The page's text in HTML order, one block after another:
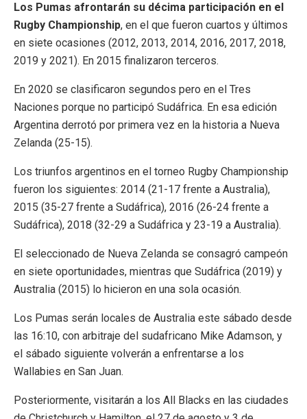
Los Pumas afrontarán su décima participación en el
Rugby Championship, en el que fueron cuartos y últimos
en siete ocasiones (2012, 2013, 2014, 2016, 2017, 2018,
2019 y 2021). En 2015 finalizaron terceros.
En 2020 se clasificaron segundos pero en el Tres
Naciones porque no participó Sudáfrica. En esa edición
Argentina derrotó por primera vez en la historia a Nueva
Zelanda (25-15).
Los triunfos argentinos en el torneo Rugby Championship
fueron los siguientes: 2014 (21-17 frente a Australia),
2015 (35-27 frente a Sudáfrica), 2016 (26-24 frente a
Sudáfrica), 2018 (32-29 a Sudáfrica y 23-19 a Australia).
El seleccionado de Nueva Zelanda se consagró campeón
en siete oportunidades, mientras que Sudáfrica (2019) y
Australia (2015) lo hicieron en una sola ocasión.
Los Pumas serán locales de Australia este sábado desde
las 16:10, con arbitraje del sudafricano Mike Adamson, y
el sábado siguiente volverán a enfrentarse a los
Wallabies en San Juan.
Posteriormente, visitarán a los All Blacks en las ciudades